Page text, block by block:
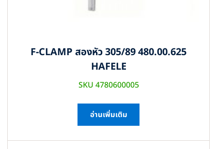
F-CLAMP สองหัว 305/89 480.00.625
HAFELE
SKU 4780600005
อ่านเพิ่มเติม